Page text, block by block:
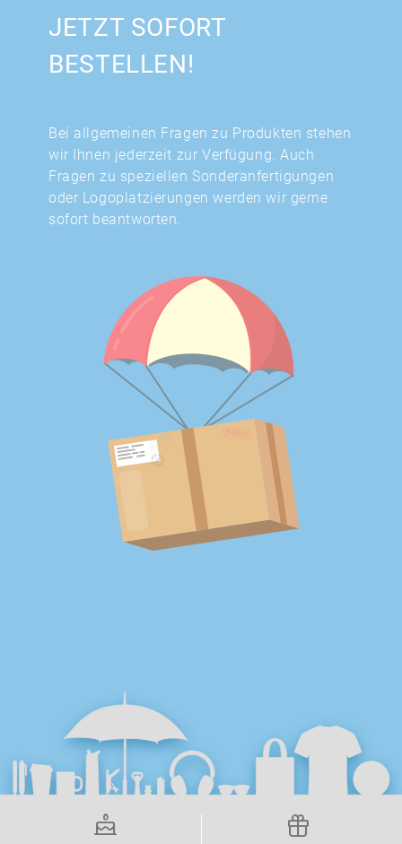
JETZT SOFORT
BESTELLEN!
Bei allgemeinen Fragen zu Produkten stehen
wir Ihnen jederzeit zur Verfügung. Auch
Fragen zu speziellen Sonderanfertigungen
oder Logoplatzierungen werden wir gerne
sofort beantworten.